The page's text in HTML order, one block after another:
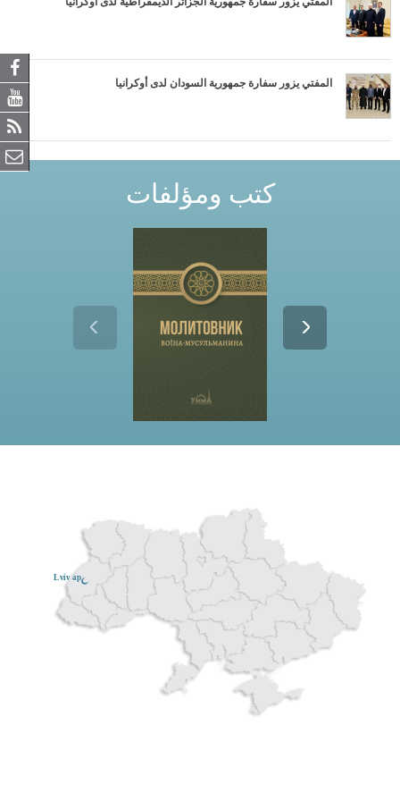
المفتي يزور سفارة جمهورية السودان لدى أوكرانيا
كتب ومؤلفات
Lviv ар